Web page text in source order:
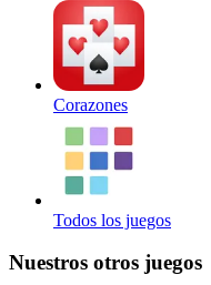
Corazones
Todos los juegos
Nuestros otros juegos